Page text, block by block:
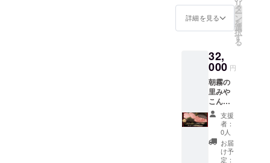
た牧
場
城市高
木町
6316番
(朝霧の
こん
じょ敷
地内) 電
話：
0986-
38-
1129 発
送の際
は『ト
レーに
入った
状態』
詳細を見る
リ
タ
ー
ン
を
選
択
す
る
32,
000 円
朝霧の
里みや
こん
じょ(直
売所
ATOM)
より発
送致し
ます。
支援
者：
0人
お届
け予
定：